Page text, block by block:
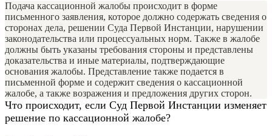
Подача кассационной жалобы происходит в форме
письменного заявления, которое должно содержать сведения о
сторонах дела, решении Суда Первой Инстанции, нарушении
законодательства или процессуальных норм. Также в жалобе
должны быть указаны требования стороны и представлены
доказательства и иные материалы, подтверждающие
основания жалобы. Представление также подается в
письменной форме и содержит сведения о кассационной
жалобе, а также возражения и предложения других сторон.
Что происходит, если Суд Первой Инстанции изменяет
решение по кассационной жалобе?